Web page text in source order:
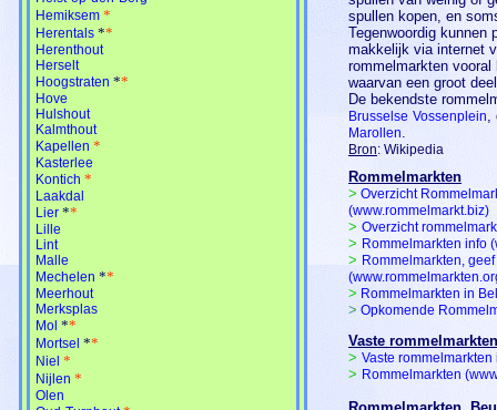
Hemiksem *
Herentals **
Herenthout
Herselt
Hoogstraten **
Hove
Hulshout
Kalmthout
Kapellen *
Kasterlee
Kontich *
Laakdal
Lier **
Lille
Lint
Malle
Mechelen **
Meerhout
Merksplas
Mol **
Mortsel **
Niel *
Nijlen *
Olen
spullen kopen, en
Tegenwoordig kunnen
makkelijk via internet
rommelmarkten
waarvan een groot
De bekendste
Brusselse Vossenplein
Marollen
Bron: Wikipedia
Rommelmarkten
> Overzicht
(www.rommelmarkt.biz)
> Overzicht
> Rommelmarkten info
> Rommelmarkten,
> Rommelmarkten in
> Opkomende
Vaste rommelmarkten
> Vaste
> Rommelmarkten